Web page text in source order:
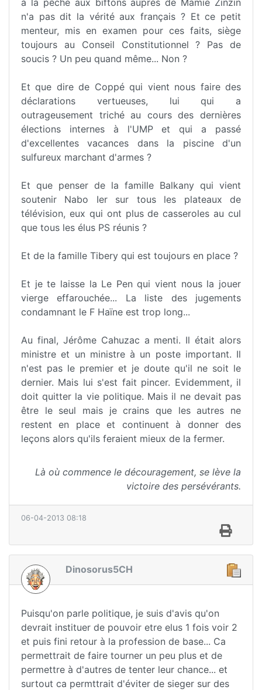
n'a pas dit la vérité aux français ? Et ce petit
menteur, mis en examen pour ces faits, siège
toujours au Conseil Constitutionnel ? Pas de
soucis ? Un peu quand même... Non ?
Et que dire de Coppé qui vient nous faire des
déclarations vertueuses, lui qui a
outrageusement triché au cours des dernières
élections internes à l'UMP et qui a passé
d'excellentes vacances dans la piscine d'un
sulfureux marchant d'armes ?
Et que penser de la famille Balkany qui vient
soutenir Nabo Ier sur tous les plateaux de
télévision, eux qui ont plus de casseroles au cul
que tous les élus PS réunis ?
Et de la famille Tibery qui est toujours en place ?
Et je te laisse la Le Pen qui vient nous la jouer
vierge effarouchée... La liste des jugements
condamnant le F Haïne est trop long...
Au final, Jérôme Cahuzac a menti. Il était alors
ministre et un ministre à un poste important. Il
n'est pas le premier et je doute qu'il ne soit le
dernier. Mais lui s'est fait pincer. Evidemment, il
doit quitter la vie politique. Mais il ne devait pas
être le seul mais je crains que les autres ne
restent en place et continuent à donner des
leçons alors qu'ils feraient mieux de la fermer.
Là où commence le découragement, se lève la
victoire des persévérants.
06-04-2013 08:18
Dinosorus5CH
Puisqu'on parle politique, je suis d'avis qu'on
devrait instituer de pouvoir etre elus 1 fois voir 2
et puis fini retour à la profession de base... Ca
permettrait de faire tourner un peu plus et de
permettre à d'autres de tenter leur chance... et
surtout ca permttrait d'éviter de sieger sur des